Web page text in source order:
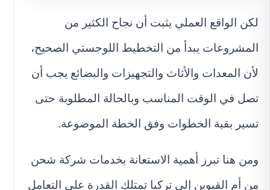
لكن الواقع العملي يثبت أن نجاح الكثير من
المشروعات يبدأ من التخطيط اللوجستي الصحيح،
لأن المعدات والأثاث والتجهيزات والبضائع يجب أن
تصل في الوقت المناسب وبالحالة المطلوبة حتى
تسير بقية الخطوات وفق الخطة الموضوعة.
ومن هنا تبرز أهمية الاستعانة بخدمات شركة شحن
من أم القيوين إلى تركيا تمتلك القدرة على التعامل